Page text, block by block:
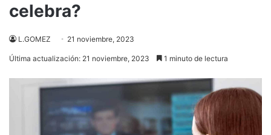
celebra?
L.GOMEZ 21 noviembre, 2023
Última actualización: 21 noviembre, 2023 1 minuto de lectura